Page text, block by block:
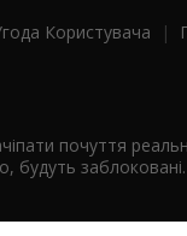
Користувача |
почуття
будуть заблоковані.